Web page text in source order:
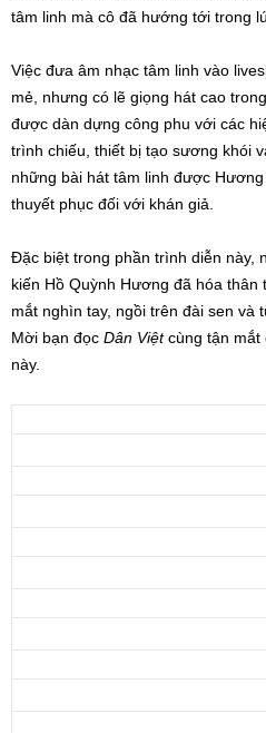
tâm linh mà cô đã hướng tới trong
Việc đưa âm nhạc tâm linh vào
mẻ, nhưng có lẽ giọng hát cao
được dàn dựng công phu với các
trình chiếu, thiết bị tạo sương khói
những bài hát tâm linh được
thuyết phục đối với khán giả.
Đặc biệt trong phần trình diễn này,
kiến Hồ Quỳnh Hương đã hóa thân
mắt nghìn tay, ngồi trên đài sen và
Mời bạn đọc Dân Việtcùng tận mắt
này.